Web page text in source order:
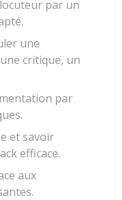
par un
une
critique, un
par
et savoir
efficace.
aux